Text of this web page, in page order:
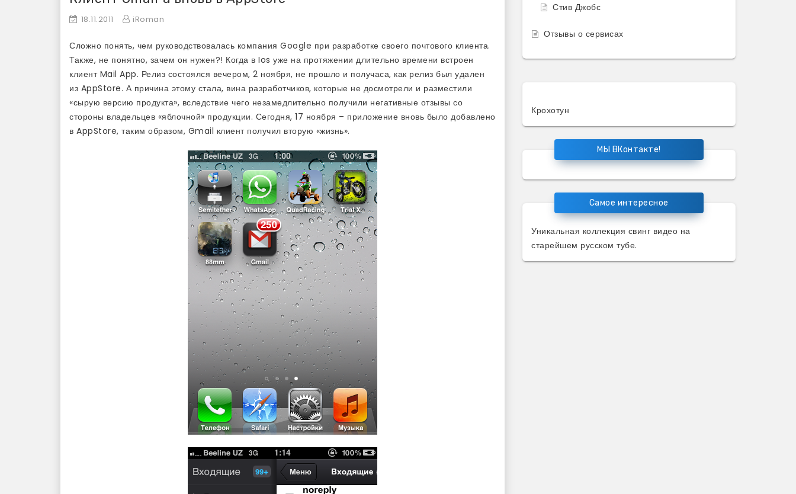
18.11.2011 iRoman
Сложно понять, чем руководствовалась компания Google при разработке своего почтового клиента.
Также, не понятно, зачем он нужен?! Когда в Ios уже на протяжении длительно времени встроен
клиент Mail App. Релиз состоялся вечером, 2 ноября, не прошло и получаса, как релиз был удален
из AppStore. А причина этому стала, вина разработчиков, которые не досмотрели и разместили
«сырую версию продукта», вследствие чего незамедлительно получили негативные отзывы со
стороны владельцев «яблочной» продукции. Сегодня, 17 ноября – приложение вновь было добавлено
в AppStore, таким образом, Gmail клиент получил вторую «жизнь».
Стив Джобс
Отзывы о сервисах
Крохотун
МЫ ВКонтакте!
Самое интересное
Уникальная коллекция свинг видео на
старейшем русском тубе.